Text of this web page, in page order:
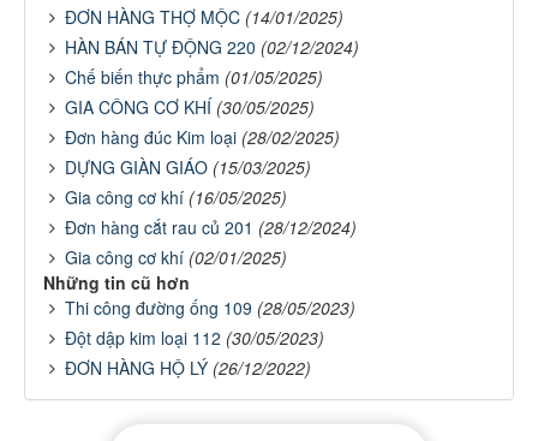
ĐƠN HÀNG THỢ MỘC (14/01/2025)
HÀN BÁN TỰ ĐỘNG 220 (02/12/2024)
Chế biến thực phẩm (01/05/2025)
GIA CÔNG CƠ KHÍ (30/05/2025)
Đơn hàng đúc Kim loại (28/02/2025)
DỰNG GIÀN GIÁO (15/03/2025)
Gia công cơ khí (16/05/2025)
Đơn hàng cắt rau củ 201 (28/12/2024)
Gia công cơ khí (02/01/2025)
Những tin cũ hơn
Thi công đường ống 109 (28/05/2023)
Đột dập kim loại 112 (30/05/2023)
ĐƠN HÀNG HỘ LÝ (26/12/2022)